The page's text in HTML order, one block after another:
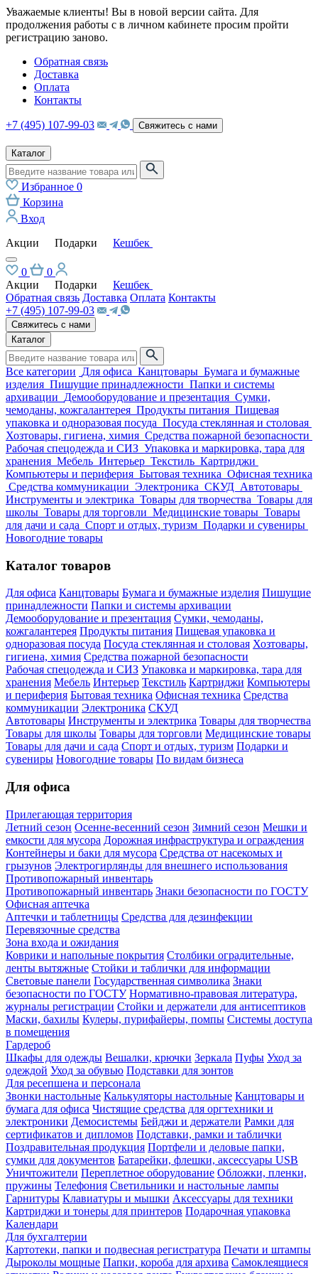
Уважаемые клиенты! Вы в новой версии сайта. Для
продолжения работы с в личном кабинете просим пройти
регистрацию заново.
Обратная связь
Доставка
Оплата
Контакты
+7 (495) 107-99-03 Свяжитесь с нами
Каталог
Избранное 0
Корзина
Вход
Акции
Подарки Кешбек
0
0
Акции
Подарки
Кешбек
Обратная связь Доставка Оплата Контакты
+7 (495) 107-99-03
Свяжитесь с нами
Каталог
Все категории Для офиса Канцтовары Бумага и бумажные
изделия Пишущие принадлежности Папки и системы
архивации Демооборудование и презентация Сумки,
чемоданы, кожгалантерея Продукты питания Пищевая
упаковка и одноразовая посуда Посуда стеклянная и столовая
Хозтовары, гигиена, химия Средства пожарной безопасности
Рабочая спецодежда и СИЗ Упаковка и маркировка, тара для
хранения Мебель Интерьер Текстиль Картриджи
Компьютеры и периферия Бытовая техника Офисная техника
Средства коммуникации Электроника СКУД Автотовары
Инструменты и электрика Товары для творчества Товары для
школы Товары для торговли Медицинские товары Товары
для дачи и сада Спорт и отдых, туризм Подарки и сувениры
Новогодние товары
Каталог товаров
Для офиса Канцтовары Бумага и бумажные изделия Пишущие
принадлежности Папки и системы архивации
Демооборудование и презентация Сумки, чемоданы,
кожгалантерея Продукты питания Пищевая упаковка и
одноразовая посуда Посуда стеклянная и столовая Хозтовары,
гигиена, химия Средства пожарной безопасности
Рабочая спецодежда и СИЗ Упаковка и маркировка, тара для
хранения Мебель Интерьер Текстиль Картриджи Компьютеры
и периферия Бытовая техника Офисная техника Средства
коммуникации Электроника СКУД
Автотовары Инструменты и электрика Товары для творчества
Товары для школы Товары для торговли Медицинские товары
Товары для дачи и сада Спорт и отдых, туризм Подарки и
сувениры Новогодние товары По видам бизнеса
Для офиса
Прилегающая территория
Летний сезон Осенне-весенний сезон Зимний сезон Мешки и
емкости для мусора Дорожная инфраструктура и ограждения
Контейнеры и баки для мусора Средства от насекомых и
грызунов Электрогирлянды для внешнего использования
Противопожарный инвентарь
Противопожарный инвентарь Знаки безопасности по ГОСТУ
Офисная аптечка
Аптечки и таблетницы Средства для дезинфекции
Перевязочные средства
Зона входа и ожидания
Коврики и напольные покрытия Столбики оградительные,
ленты вытяжные Стойки и таблички для информации
Световые панели Государственная символика Знаки
безопасности по ГОСТУ Нормативно-правовая литература,
журналы регистрации Стойки и держатели для антисептиков
Маски, бахилы Кулеры, пурифайеры, помпы Системы доступа
в помещения
Гардероб
Шкафы для одежды Вешалки, крючки Зеркала Пуфы Уход за
одеждой Уход за обувью Подставки для зонтов
Для ресепшена и персонала
Звонки настольные Калькуляторы настольные Канцтовары и
бумага для офиса Чистящие средства для оргтехники и
электроники Демосистемы Бейджи и держатели Рамки для
сертификатов и дипломов Подставки, рамки и таблички
Поздравительная продукция Портфели и деловые папки,
сумки для документов Батарейки, флешки, аксессуары USB
Уничтожители Переплетное оборудование Обложки, пленки,
пружины Телефония Светильники и настольные лампы
Гарнитуры Клавиатуры и мышки Аксессуары для техники
Картриджи и тонеры для принтеров Подарочная упаковка
Календари
Для бухгалтерии
Картотеки, папки и подвесная регистратура Печати и штампы
Дыроколы мощные Папки, короба для архива Самоклеящиеся